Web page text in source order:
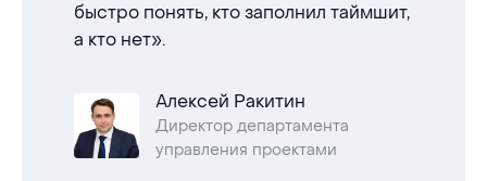
быстро понять, кто заполнил таймшит,
а кто нет».
Алексей Ракитин
Директор департамента
управления проектами